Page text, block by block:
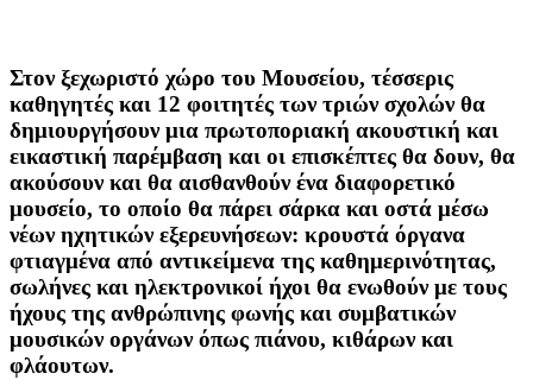
Στον ξεχωριστό χώρο του Μουσείου, τέσσερις
καθηγητές και 12 φοιτητές των τριών σχολών θα
δημιουργήσουν μια πρωτοποριακή ακουστική και
εικαστική παρέμβαση και οι επισκέπτες θα δουν, θα
ακούσουν και θα αισθανθούν ένα διαφορετικό
μουσείο, το οποίο θα πάρει σάρκα και οστά μέσω
νέων ηχητικών εξερευνήσεων: κρουστά όργανα
φτιαγμένα από αντικείμενα της καθημερινότητας,
σωλήνες και ηλεκτρονικοί ήχοι θα ενωθούν με τους
ήχους της ανθρώπινης φωνής και συμβατικών
μουσικών οργάνων όπως πιάνου, κιθάρων και
φλάουτων.